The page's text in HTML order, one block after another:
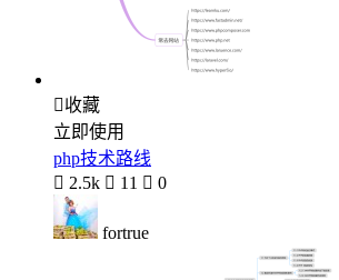
收藏
立即使用
php技术路线
 2.5k  11  0
fortrue